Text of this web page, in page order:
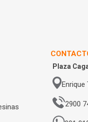
Plaza
Enrique
2900